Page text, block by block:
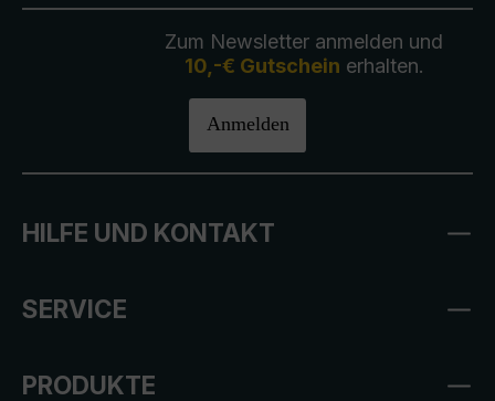
Zum Newsletter anmelden und
10,-€ Gutschein erhalten.
Anmelden
HILFE UND KONTAKT
SERVICE
PRODUKTE